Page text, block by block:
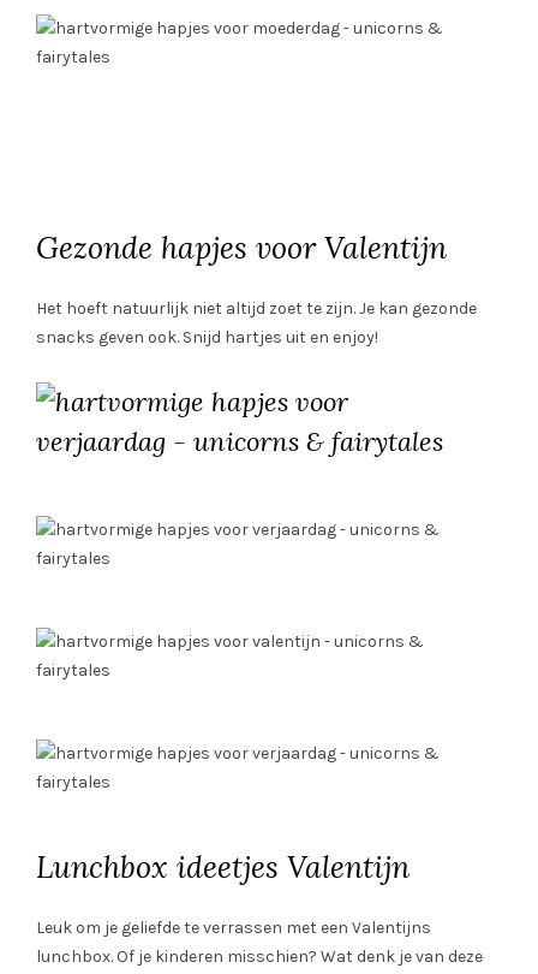
Gezonde hapjes voor Valentijn
Het hoeft natuurlijk niet altijd zoet te zijn. Je kan gezonde
snacks geven ook. Snijd hartjes uit en enjoy!
Lunchbox ideetjes Valentijn
Leuk om je geliefde te verrassen met een Valentijns
lunchbox. Of je kinderen misschien? Wat denk je van deze